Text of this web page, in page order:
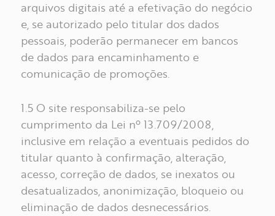
SOBRE
PT EN
arquivos digitais até a efetivação do negócio
e, se autorizado pelo titular dos dados
pessoais, poderão permanecer em bancos
de dados para encaminhamento e
comunicação de promoções.
1.5 O site responsabiliza-se pelo
cumprimento da Lei nº 13.709/2008,
inclusive em relação a eventuais pedidos do
titular quanto à confirmação, alteração,
acesso, correção de dados, se inexatos ou
desatualizados, anonimização, bloqueio ou
eliminação de dados desnecessários.